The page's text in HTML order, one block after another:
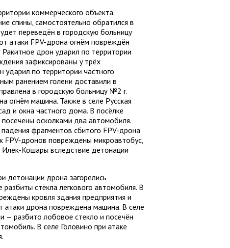
коммерческого объекта.
спины, самостоятельно обратился в
переведён в городскую больницу
атаки FPV-дрона огнём повреждён
дрон ударил по территории
зафиксированы у трёх
ударил по территории частного
ранением голени доставили в
в городскую больницу №2 г.
огнём машина. Также в селе Русская
и окна частного дома. В посёлке
осколками два автомобиля.
фрагментов сбитого FPV-дрона
FPV-дронов повреждены микроавтобус,
Илек-Кошары вследствие детонации
детонации дрона загорелись
стёкла легкового автомобиля. В
кровля здания предприятия и
атаки дрона повреждена машина. В селе
— разбито лобовое стекло и посечён
В селе Головино при атаке